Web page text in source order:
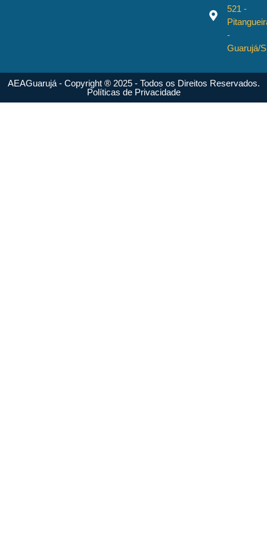
521 -
-
Guarujá/
AEAGuarujá - Copyright ® 2025 - Todos os Direitos Reservados.
Políticas de Privacidade